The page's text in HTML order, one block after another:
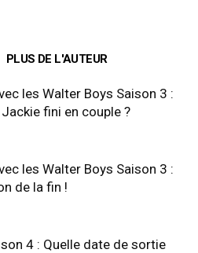
PLUS DE L'AUTEUR
les Walter Boys Saison 3 :
fini en couple ?
les Walter Boys Saison 3 :
de la fin !
4 : Quelle date de sortie